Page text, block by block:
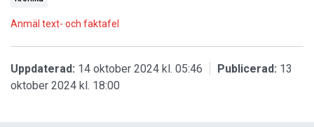
Anmäl text- och faktafel
Uppdaterad: 14 oktober 2024 kl. 05:46 Publicerad: 13
oktober 2024 kl. 18:00